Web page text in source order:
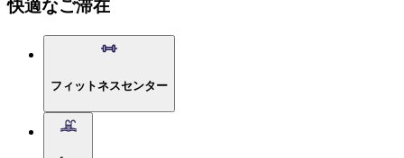
快適なご滞在
フィットネスセンター